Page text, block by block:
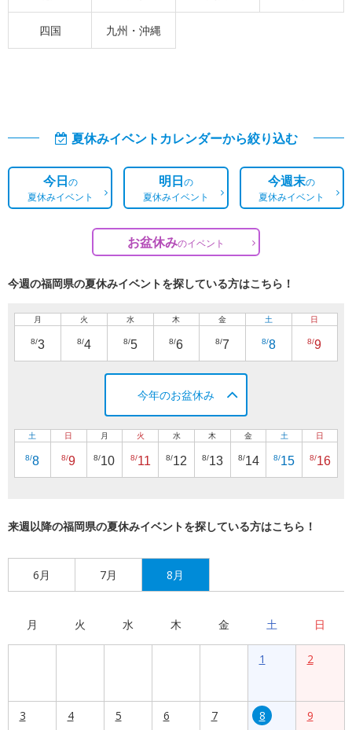
四国 九州・沖縄
夏休みイベントカレンダーから絞り込む
今日の
夏休みイベント
明日の
夏休みイベント
今週末の
夏休みイベント
お盆休みのイベント
今週の福岡県の夏休みイベントを探している方はこちら！
月
8/3
火
8/4
水
8/5
木
8/6
金
8/7
土
8/8
日
8/9
今年のお盆休み
土
8/8
日
8/9
月
8/10
火
8/11
水
8/12
木
8/13
金
8/14
土
8/15
日
8/16
来週以降の福岡県の夏休みイベントを探している方はこちら！
6月 7月 8月
月 火 水 木 金 土 日
1 2
3 4 5 6 7 8 9